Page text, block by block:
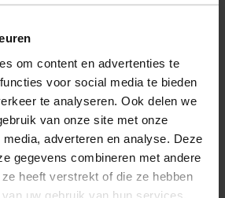
om content en advertenties te
voor social media te bieden
te analyseren. Ook delen we
van onze site met onze
adverteren en analyse. Deze
gegevens combineren met andere
heeft verstrekt of die ze hebben
uw gebruik van hun services.
serie. De hocker voelt dankzij
aan en heeft een luxe uitstraling.
de hocker ...
79 + kleuropties